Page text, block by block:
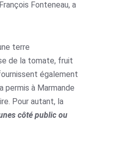
Fonteneau, a
terre
de la tomate, fruit
également
permis à Marmande
Pour autant, la
côté public ou